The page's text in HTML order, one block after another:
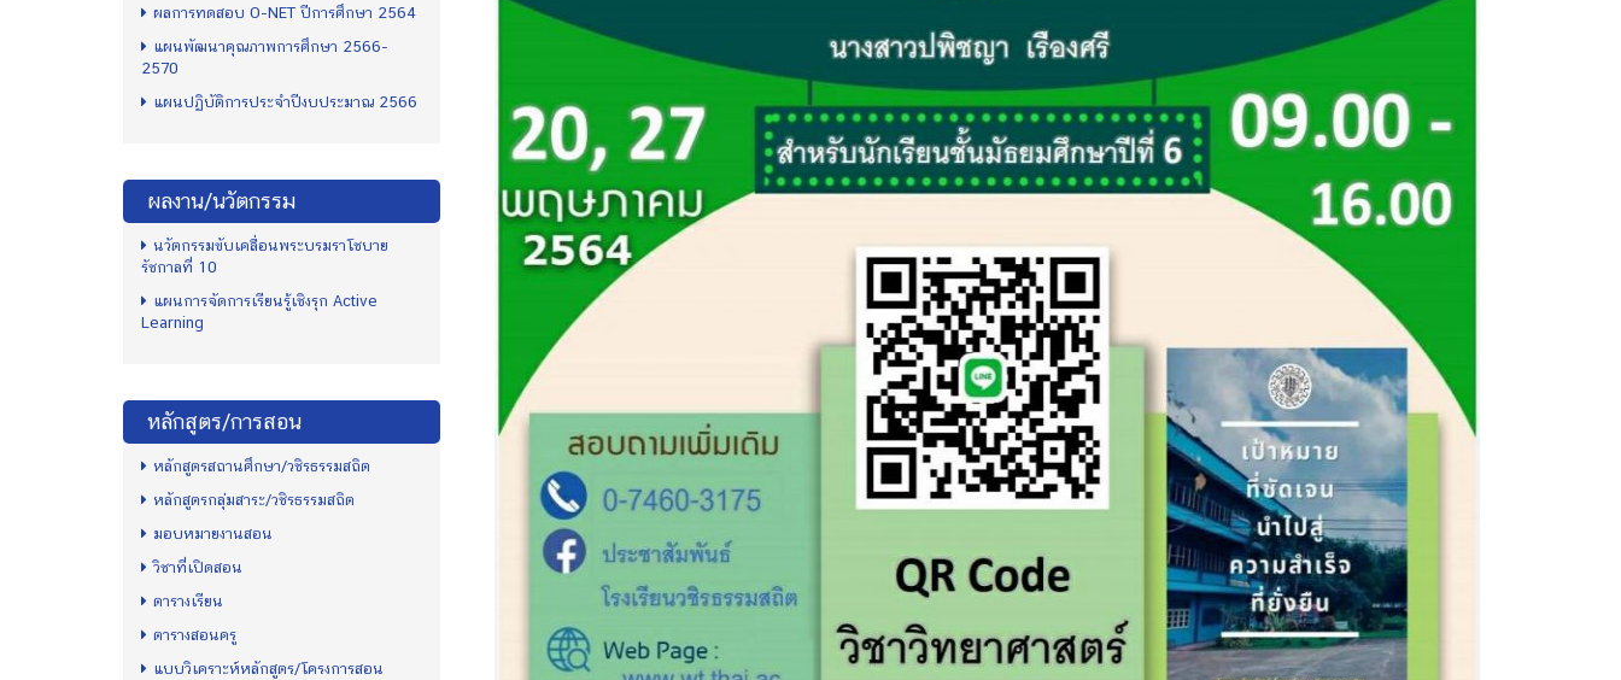
ผลการทดสอบ O-NET ปีการศึกษา 2564
แผนพัฒนาคุณภาพการศึกษา 2566-
2570
แผนปฏิบัติการประจำปีงบประมาณ 2566
ผลงาน/นวัตกรรม
นวัตกรรมขับเคลื่อนพระบรมราโชบาย
รัชกาลที่ 10
แผนการจัดการเรียนรู้เชิงรุก Active
Learning
หลักสูตร/การสอน
หลักสูตรสถานศึกษา/วชิรธรรมสถิต
หลักสูตรกลุ่มสาระ/วชิรธรรมสถิต
มอบหมายงานสอน
วิชาที่เปิดสอน
ตารางเรียน
ตารางสอนครู
แบบวิเคราะห์หลักสูตร/โครงการสอน